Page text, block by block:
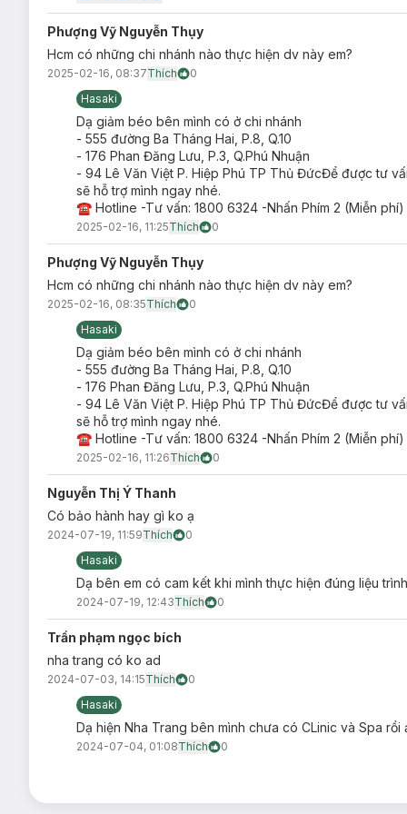
Lưu ý: Hasaki Clinic không cam kết hiệu quả đối với các
Vùng eo giảm trung bình từ 10 - 20cm tổng số đo 3 vòng.
Vùng bụng giảm trung bình từ 8 - 12cm tổng số đo 3
Vùng bắp tay giảm từ 3 - 8cm tổng số đo 3 vòng.
Vùng bắp chân giảm từ 3 - 8cm tổng số đo 3 vòng.
Vùng bắp đùi giảm từ 3 - 8cm tổng số đo 3 vòng.
Liệu trình Giảm Béo RF có gì đặc biệt?
Liệu trìnhGiảm Béo RFtại Hasaki Clinic được rất nhiều chị
thân hình thon gọn và săn chắc.
Áp dụng 4 loại máy giảm mỡ tiên tiến hiện nay vào 1 liệu
Máy Nâng Cơ RF Baron (Hàn Quốc)
Phượng Vỹ Nguyễn Thụy
Hcm có những chi nhánh nào thực hiện dv này em?
2025-02-16, 08:37Thích
0
Hasaki
Dạ giảm béo bên mình có ở chi nhánh
- 555 đường Ba Tháng Hai, P.8, Q.10
- 176 Phan Đăng Lưu, P.3, Q.Phú Nhuận
- 94 Lê Văn Việt P. Hiệp Phú TP Thủ ĐứcĐể được tư
sẽ hỗ trợ mình ngay nhé.
☎ Hotline -Tư vấn: 1800 6324 -Nhấn Phím 2 (Miễn phí)
2025-02-16, 11:25Thích 0
Phượng Vỹ Nguyễn Thụy
Hcm có những chi nhánh nào thực hiện dv này em?
2025-02-16, 08:35Thích
0
Hasaki
Dạ giảm béo bên mình có ở chi nhánh
- 555 đường Ba Tháng Hai, P.8, Q.10
- 176 Phan Đăng Lưu, P.3, Q.Phú Nhuận
- 94 Lê Văn Việt P. Hiệp Phú TP Thủ ĐứcĐể được tư
sẽ hỗ trợ mình ngay nhé.
☎ Hotline -Tư vấn: 1800 6324 -Nhấn Phím 2 (Miễn phí)
2025-02-16, 11:26Thích 0
Nguyễn Thị Ý Thanh
Có bảo hành hay gì ko ạ
2024-07-19, 11:59Thích
0
Hasaki
Dạ bên em có cam kết khi mình thực hiện đúng liệu
2024-07-19, 12:43Thích 0
Trần phạm ngọc bích
nha trang có ko ad
2024-07-03, 14:15Thích
0
Hasaki
Dạ hiện Nha Trang bên mình chưa có CLinic và Spa rồi
2024-07-04, 01:08Thích 0